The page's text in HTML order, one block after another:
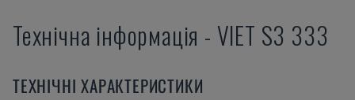
Технічна інформація - VIET S3 333
ТЕХНІЧНІ ХАРАКТЕРИСТИКИ